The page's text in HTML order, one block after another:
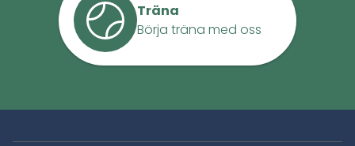
Träna
Börja träna med oss